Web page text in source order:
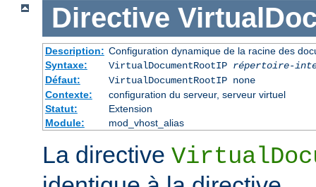
Directive
Description: Configuration dynamique de la racine des
Syntaxe:
VirtualDocumentRootIP répertoire-
Défaut:
VirtualDocumentRootIP none
Contexte:
configuration du serveur, serveur virtuel
Statut:
Extension
Module:
mod_vhost_alias
La directive